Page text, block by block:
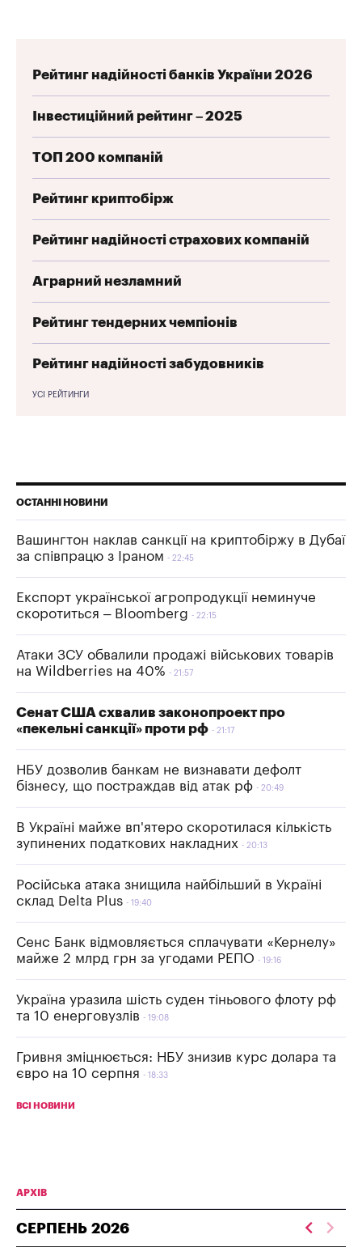
Рейтинг надійності банків України 2026
Інвестиційний рейтинг – 2025
ТОП 200 компаній
Рейтинг криптобірж
Рейтинг надійності страхових компаній
Аграрний незламний
Рейтинг тендерних чемпіонів
Рейтинг надійності забудовників
УСІ РЕЙТИНГИ
ОСТАННІ НОВИНИ
Вашингтон наклав санкції на криптобіржу в Дубаї
за співпрацю з Іраном
22:45
Експорт української агропродукції неминуче
скоротиться – Bloomberg
22:15
Атаки ЗСУ обвалили продажі військових товарів
на Wildberries на 40%
21:57
Сенат США схвалив законопроект про
«пекельні санкції» проти рф
21:17
НБУ дозволив банкам не визнавати дефолт
бізнесу, що постраждав від атак рф
20:49
В Україні майже вп'ятеро скоротилася кількість
зупинених податкових накладних
20:13
Російська атака знищила найбільший в Україні
склад Delta Plus
19:40
Сенс Банк відмовляється сплачувати «Кернелу»
майже 2 млрд грн за угодами РЕПО
19:16
Україна уразила шість суден тіньового флоту рф
та 10 енерговузлів
19:08
Гривня зміцнюється: НБУ знизив курс долара та
євро на 10 серпня
18:33
ВСІ НОВИНИ
АРХІВ
СЕРПЕНЬ 2026